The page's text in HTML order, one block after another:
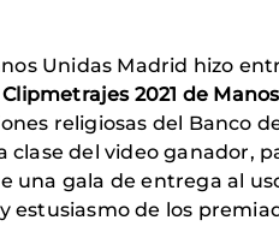
Unidas Madrid hizo
2021 de
religiosas del Banco
del video ganador,
una gala de entrega al
estusiasmo de los